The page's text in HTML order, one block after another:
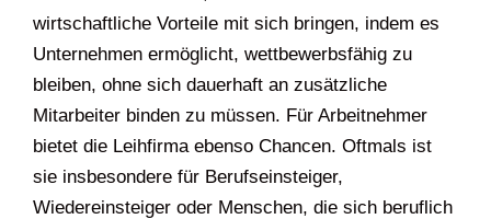
wirtschaftliche Vorteile mit sich bringen, indem es
Unternehmen ermöglicht, wettbewerbsfähig zu
bleiben, ohne sich dauerhaft an zusätzliche
Mitarbeiter binden zu müssen. Für Arbeitnehmer
bietet die Leihfirma ebenso Chancen. Oftmals ist
sie insbesondere für Berufseinsteiger,
Wiedereinsteiger oder Menschen, die sich beruflich